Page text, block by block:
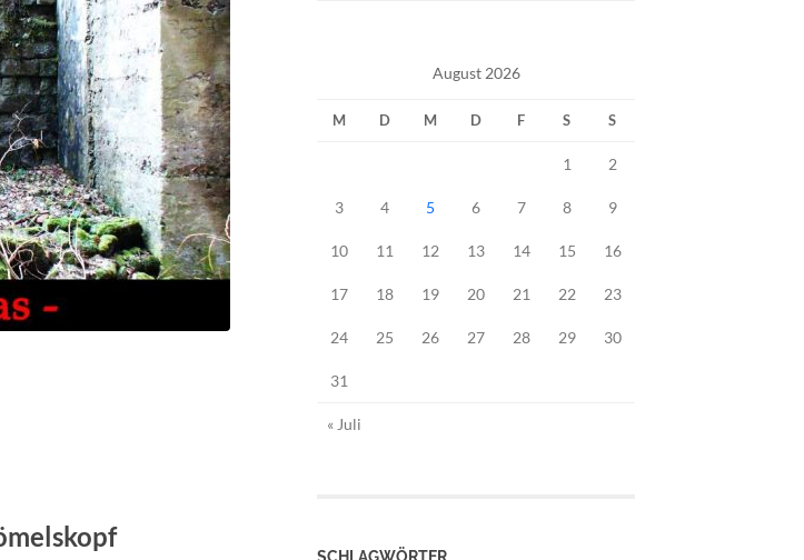
August 2026
M D M D F S S
1 2
3 4 5 6 7 8 9
10 11 12 13 14 15 16
17 18 19 20 21 22 23
24 25 26 27 28 29 30
31
« Juli
SCHLAGWÖRTER